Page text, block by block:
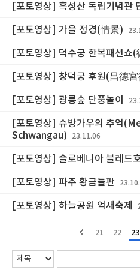
[포토영상] 흑성산 독립기념관
[포토영상] 가을 정경(情景)
[포토영상] 덕수궁 한복패션쇼
[포토영상] 창덕궁 후원(昌德
[포토영상] 광릉숲 단풍놀이
[포토영상] 슈방가우의 추억
Schwangau)
23.11.06
[포토영상] 슬로베니아 블레
[포토영상] 파주 황금들판
[포토영상] 하늘공원 억새축제
21 22 23